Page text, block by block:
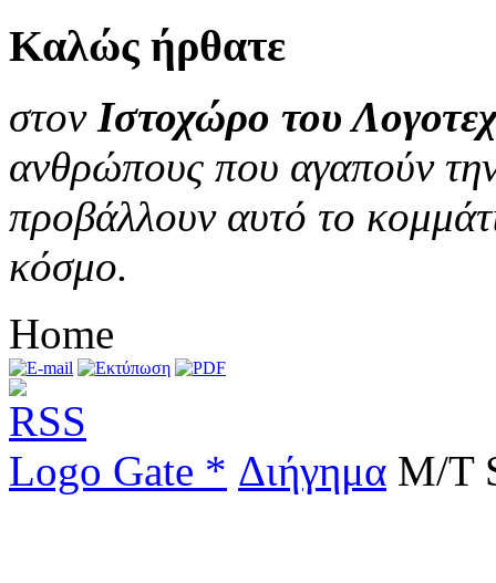
Καλώς ήρθατε
στον Ιστοχώρο του
ανθρώπους που αγαπούν
προβάλλουν αυτό το
κόσμο.
Home
Logo Gate * Διήγημα Μ/Τ